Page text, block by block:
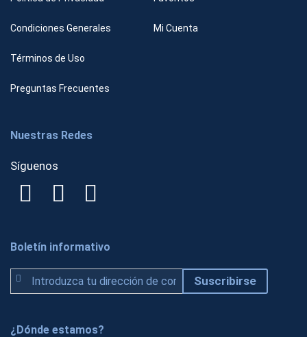
Condiciones Generales
Términos de Uso
Preguntas Frecuentes
Mi Cuenta
Nuestras Redes
Síguenos
Boletín informativo
u
c
Suscribirse
¿Dónde estamos?